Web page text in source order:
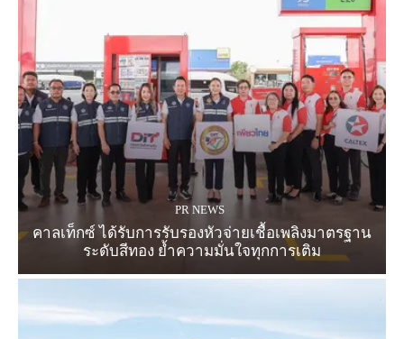
PR NEWS
คาลเท็กซ์ ได้รับการรับรองหัวจ่ายเชื้อเพลิงมาตรฐาน
ระดับสีทอง ย้ำความมั่นใจทุกการเติม